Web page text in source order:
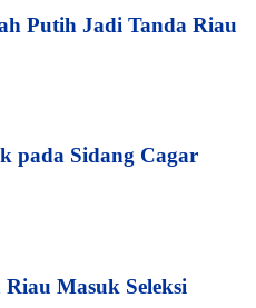
Putih Jadi Tanda Riau
pada Sidang Cagar
Masuk Seleksi